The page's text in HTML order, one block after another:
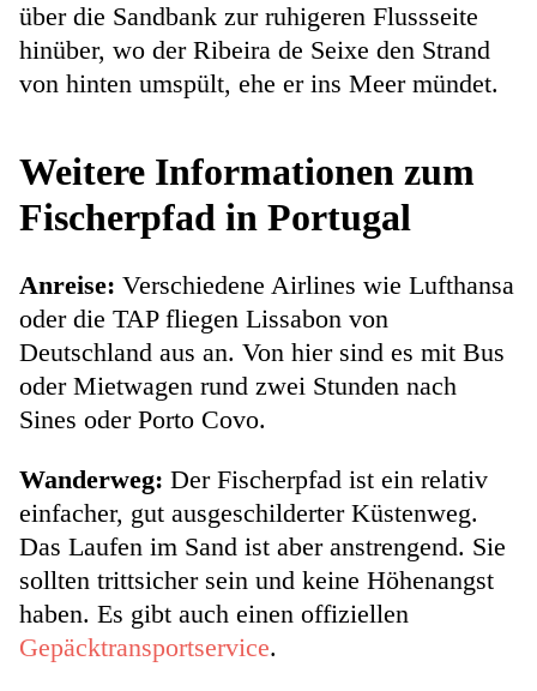
über die Sandbank zur ruhigeren Flussseite
hinüber, wo der Ribeira de Seixe den Strand
von hinten umspült, ehe er ins Meer mündet.
Weitere Informationen zum
Fischerpfad in Portugal
Anreise: Verschiedene Airlines wie Lufthansa
oder die TAP fliegen Lissabon von
Deutschland aus an. Von hier sind es mit Bus
oder Mietwagen rund zwei Stunden nach
Sines oder Porto Covo.
Wanderweg: Der Fischerpfad ist ein relativ
einfacher, gut ausgeschilderter Küstenweg.
Das Laufen im Sand ist aber anstrengend. Sie
sollten trittsicher sein und keine Höhenangst
haben. Es gibt auch einen offiziellen
Gepäcktransportservice.